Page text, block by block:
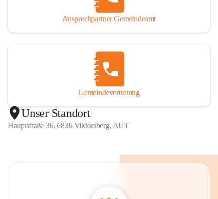
Ansprechpartner Gemeindeamt
Gemeindevertretung
Unser Standort
Hauptstraße 36, 6836 Viktorsberg, AUT